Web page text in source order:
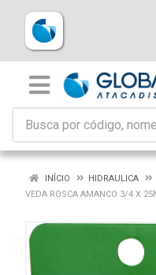
INÍCIO HIDRAULICA
VEDA ROSCA AMANCO 3/4 X